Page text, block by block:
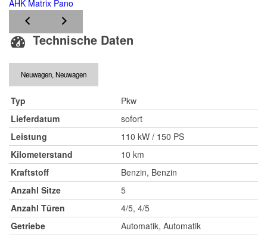
Technische Daten
Neuwagen, Neuwagen
Typ
Pkw
Lieferdatum
sofort
Leistung
110 kW / 150 PS
Kilometerstand
10 km
Kraftstoff
Benzin, Benzin
Anzahl Sitze
5
Anzahl Türen
4/5, 4/5
Getriebe
Automatik, Automatik